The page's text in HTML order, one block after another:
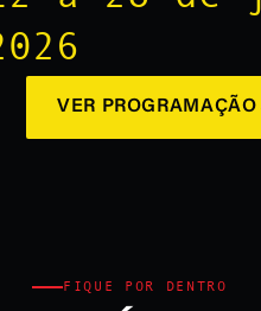
VER PROGRAMAÇÃO
FIQUE POR DENTRO